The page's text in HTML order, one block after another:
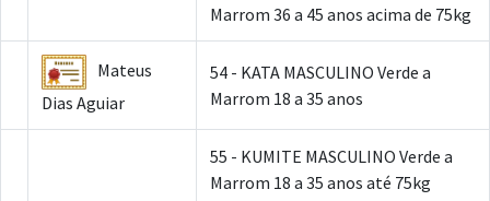
Marrom 36 a 45 anos acima de 75kg
Mateus
Dias Aguiar
54 - KATA MASCULINO Verde a
Marrom 18 a 35 anos
55 - KUMITE MASCULINO Verde a
Marrom 18 a 35 anos até 75kg